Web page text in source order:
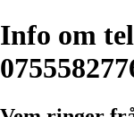
Info om